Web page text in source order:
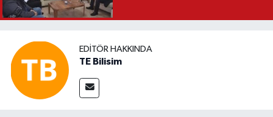
EDITÖR HAKKINDA
TE Bilisim